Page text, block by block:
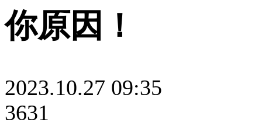
你原因！
2023.10.27 09:35
3631